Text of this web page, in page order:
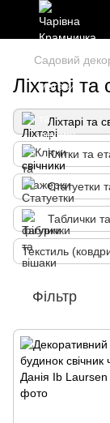
Садовий
Ліхтарі та
Ліхтарі та
Клітки та
Статуетки
Таблички
Текстиль
Фільтр